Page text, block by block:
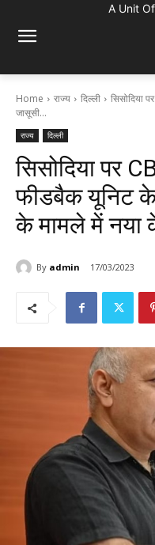
A Unit
Home राज्य दिल्ली
सिसोदिया
जासूसी...
राज्य दिल्ली
सिसोदिया पर
फीडबैक यूनिट
के मामले में नया
By admin 17/03/2023